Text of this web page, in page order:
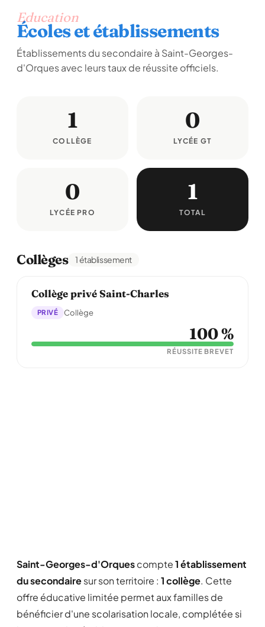
Education
Écoles et établissements
Établissements du secondaire à Saint-Georges-
d'Orques avec leurs taux de réussite officiels.
1
COLLÈGE
0
LYCÉE GT
0
LYCÉE PRO
1
TOTAL
Collèges 1 établissement
Collège privé Saint-Charles
PRIVÉ Collège
100 %
RÉUSSITE BREVET
Saint-Georges-d'Orquescompte1 établissement
du secondairesur son territoire : 1 collège. Cette
offre éducative limitée permet aux familles de
bénéficier d'une scolarisation locale, complétée si